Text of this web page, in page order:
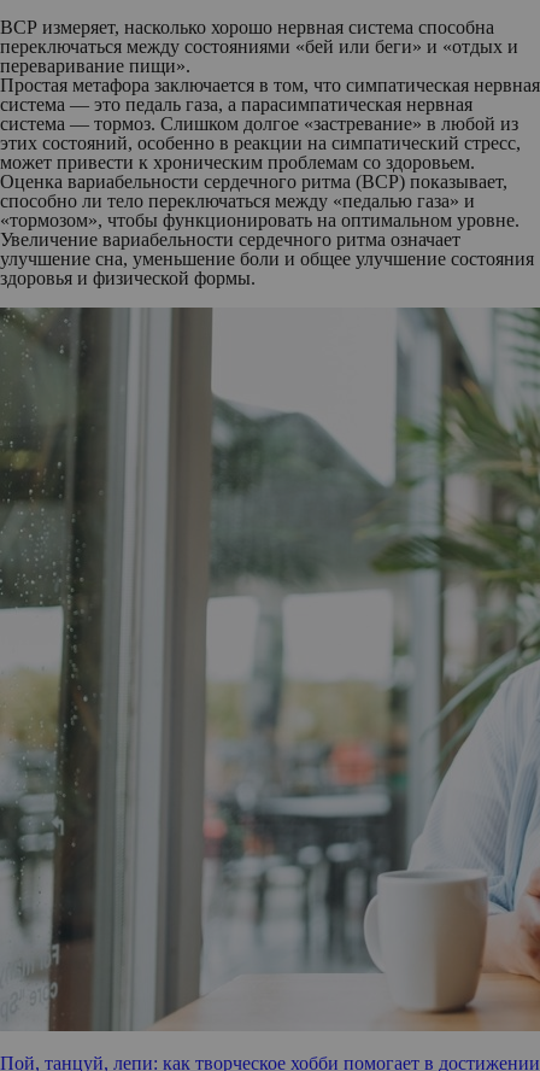
ВСР измеряет, насколько хорошо нервная система способна
переключаться между состояниями «бей или беги» и «отдых и
переваривание пищи».
Простая метафора заключается в том, что симпатическая нервная
система — это педаль газа, а парасимпатическая нервная
система — тормоз. Слишком долгое «застревание» в любой из
этих состояний, особенно в реакции на симпатический стресс,
может привести к хроническим проблемам со здоровьем.
Оценка вариабельности сердечного ритма (ВСР) показывает,
способно ли тело переключаться между «педалью газа» и
«тормозом», чтобы функционировать на оптимальном уровне.
Увеличение вариабельности сердечного ритма означает
улучшение сна, уменьшение боли и общее улучшение состояния
здоровья и физической формы.
Пой, танцуй, лепи: как творческое хобби помогает в достижении